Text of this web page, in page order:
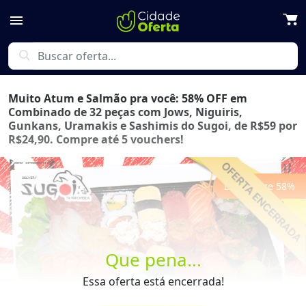
menu
search
Que pena...
Essa oferta está encerrada!
Muito Atum e Salmão pra você: 58% OFF em
Combinado de 32 peças com Jows, Niguiris,
Gunkans, Uramakis e Sashimis do Sugoi, de R$59 por
R$24,90. Compre até 5 vouchers!
Economize 58%